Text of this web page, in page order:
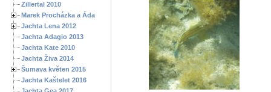
Zillertal 2010
Marek Procházka a Áda
Jachta Lena 2012
Jachta Adagio 2013
Jachta Kate 2010
Jachta Živa 2014
Šumava květen 2015
Jachta Kaštelet 2016